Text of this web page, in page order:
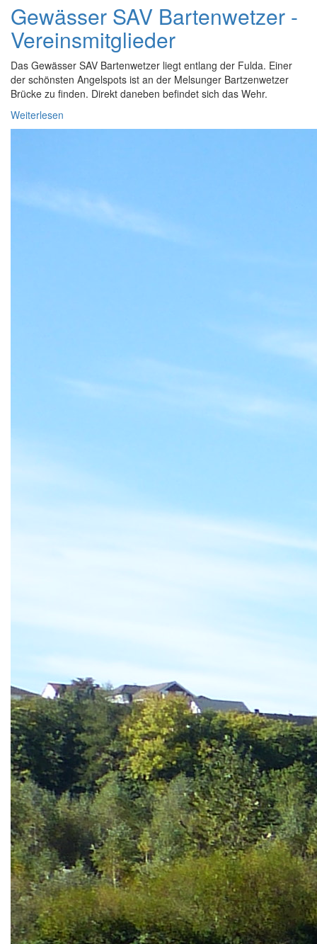
Gewässer SAV Bartenwetzer -
Vereinsmitglieder
Das Gewässer SAV Bartenwetzer liegt entlang der Fulda. Einer
der schönsten Angelspots ist an der Melsunger Bartzenwetzer
Brücke zu finden. Direkt daneben befindet sich das Wehr.
Weiterlesen